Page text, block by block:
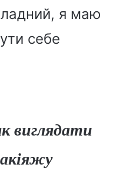
я маю
себе
виглядати